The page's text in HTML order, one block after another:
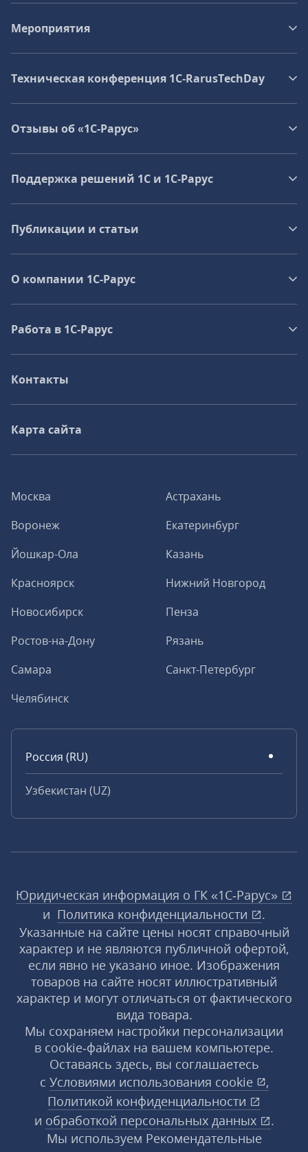
Москва
Астрахань
Воронеж
Екатеринбург
Йошкар-Ола
Казань
Красноярск
Нижний Новгород
Новосибирск
Пенза
Ростов-на-Дону
Рязань
Самара
Санкт-Петербург
Челябинск
Россия (RU)
Узбекистан (UZ)
Мероприятия
Техническая конференция 1C‑RarusTechDay
Отзывы об «1С-Рарус»
Поддержка решений 1С и 1С‑Рарус
Публикации и статьи
О компании 1C-Рарус
Работа в 1С‑Рарус
Контакты
Карта сайта
Юридическая информация о ГК «1С‑Рарус»
и Политика конфиденциальности
.
Указанные на сайте цены носят справочный
характер и не являются публичной офертой,
если явно не указано иное. Изображения
товаров на сайте носят иллюстративный
характер и могут отличаться от фактического
вида товара.
Мы сохраняем настройки персонализации
в cookie‑файлах на вашем компьютере.
Оставаясь здесь, вы соглашаетесь
с Условиями использования cookie
,
Политикой конфиденциальности
и обработкой персональных данных
.
Мы используем Рекомендательные